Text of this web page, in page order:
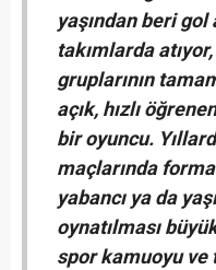
yaşından beri
takımlarda
gruplarının
açık, hızlı
bir oyuncu.
maçlarında
yabancı ya da
oynatılması
spor kamuoyu